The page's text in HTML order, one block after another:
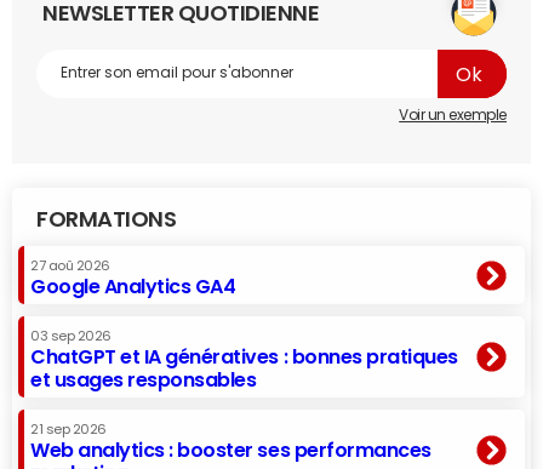
NEWSLETTER QUOTIDIENNE
Voir un exemple
FORMATIONS
27 aoû 2026
Google Analytics GA4
03 sep 2026
ChatGPT et IA génératives : bonnes pratiques
et usages responsables
21 sep 2026
Web analytics : booster ses performances